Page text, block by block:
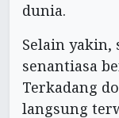
dunia.
Selain yakin,
senantiasa
Terkadang
langsung